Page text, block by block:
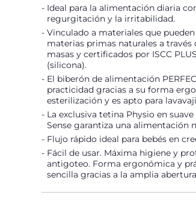
Ideal para la alimentación diaria
regurgitación y la irritabilidad.
Vinculado a materiales que
materias primas naturales a través
masas y certificados por ISCC
(silicona).
El biberón de alimentación
practicidad gracias a su forma
esterilización y es apto para
La exclusiva tetina Physio en
Sense garantiza una alimentación
Flujo rápido ideal para bebés en
Fácil de usar. Máxima higiene y
antigoteo. Forma ergonómica y
sencilla gracias a la amplia